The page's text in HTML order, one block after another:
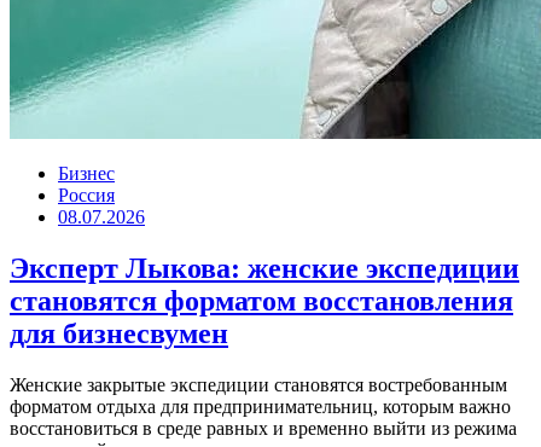
Бизнес
Россия
08.07.2026
Эксперт Лыкова: женские экспедиции
становятся форматом восстановления
для бизнесвумен
Женские закрытые экспедиции становятся востребованным
форматом отдыха для предпринимательниц, которым важно
восстановиться в среде равных и временно выйти из режима